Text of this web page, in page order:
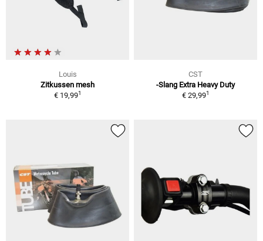
Louis
Zitkussen mesh
€ 19,991
CST
-Slang Extra Heavy Duty
€ 29,991